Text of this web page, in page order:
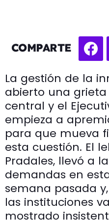
COMPARTE
La gestión de la
abierto una
central y el
empieza a
para que mueva
esta cuestión. El
Pradales, llevó a
demandas en
semana pasada
las instituciones
mostrado